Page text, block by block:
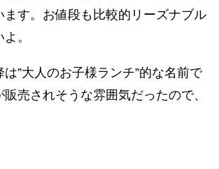
ます。お値段も比較的リーズナブル
。
”大人のお子様ランチ”的な名前で
売されそうな雰囲気だったので、